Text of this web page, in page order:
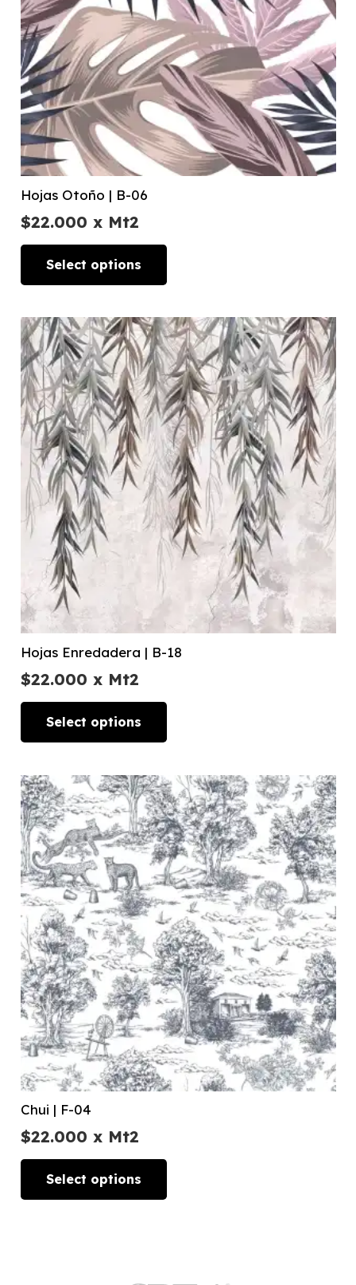
Hojas Otoño | B-06
$22.000 x Mt2
Select options
Hojas Enredadera | B-18
$22.000 x Mt2
Select options
Chui | F-04
$22.000 x Mt2
Select options